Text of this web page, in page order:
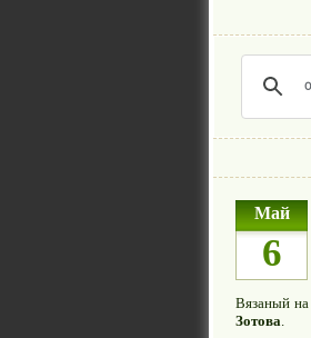
Май
6
Вязаный
Зотова.